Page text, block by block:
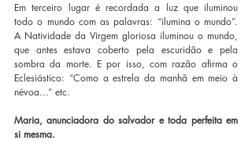
Em terceiro lugar é recordada a luz que iluminou
todo o mundo com as palavras: “ilumina o mundo”.
A Natividade da Virgem gloriosa iluminou o mundo,
que antes estava coberto pela escuridão e pela
sombra da morte. E por isso, com razão afirma o
Eclesiástico: “Como a estrela da manhã em meio à
névoa...” etc.
Maria, anunciadora do salvador e toda perfeita em
si mesma.